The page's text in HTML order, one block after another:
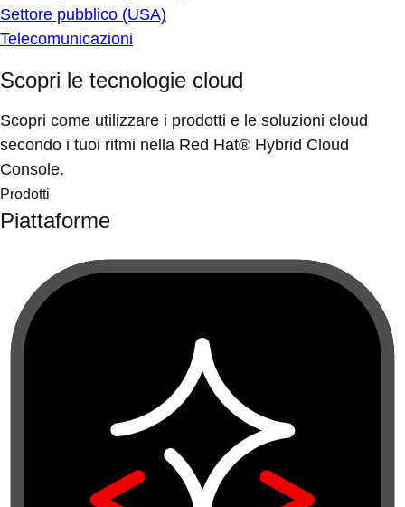
Settore pubblico (USA)
Telecomunicazioni
Scopri le tecnologie cloud
Scopri come utilizzare i prodotti e le soluzioni cloud
secondo i tuoi ritmi nella Red Hat® Hybrid Cloud
Console.
Prodotti
Piattaforme